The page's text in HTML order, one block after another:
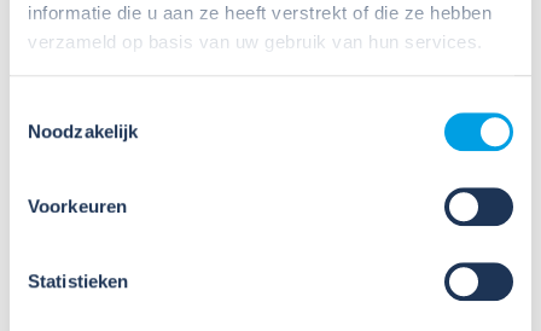
informatie die u aan ze heeft verstrekt of die ze hebben
verzameld op basis van uw gebruik van hun services.
Noodzakelijk
Voorkeuren
Statistieken
protocol opgesteld voor het verwijderen van kit met
asbest. Kit dat asbest bevat mag ingedeeld worden in
chrysotiel aanwezig is. Dit moet aangetoond worden
door een asbestinventarisatierapport. In alle andere